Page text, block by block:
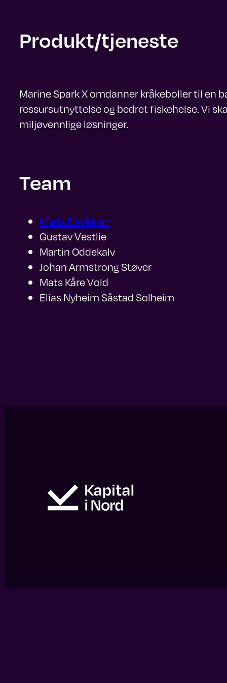
Produkt/tjeneste
Marine Spark X omdanner kråkeboller til
ressursutnyttelse og bedret fiskehelse. Vi
miljøvennlige løsninger.
Team
Maria Davidsen
Gustav Vestlie
Martin Oddekalv
Johan Armstrong Støver
Mats Kåre Vold
Elias Nyheim Såstad Solheim